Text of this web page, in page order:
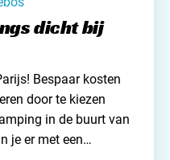
dicht bij
Bespaar kosten
door te kiezen
in de buurt van
je er met een